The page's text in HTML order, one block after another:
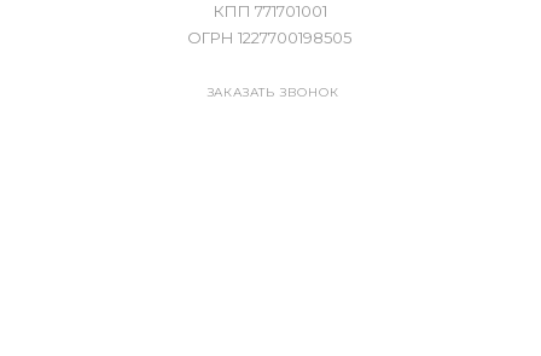
КПП 771701001
ОГРН 1227700198505
ЗАКАЗАТЬ ЗВОНОК